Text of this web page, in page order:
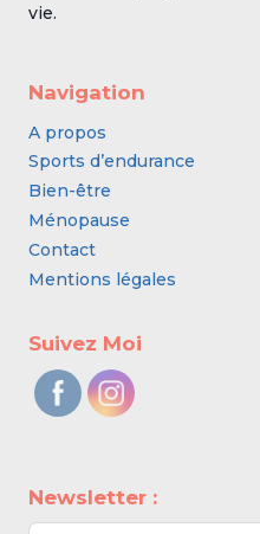
vie.
Navigation
A propos
Sports d’endurance
Bien-être
Ménopause
Contact
Mentions légales
Suivez Moi
Newsletter :